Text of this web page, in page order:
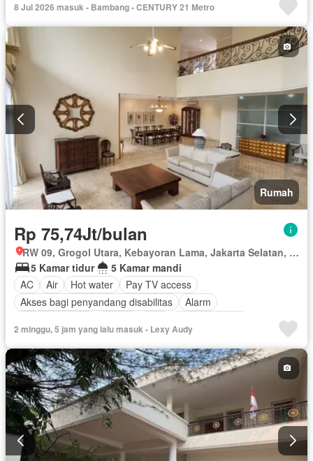
8 Jul 2026 masuk - Bambang - CENTURY 21 Metro
Rumah
Rp 75,74Jt/bulan
RW 09, Grogol Utara, Kebayoran Lama, Jakarta Selatan, Daerah Khusus Ibukota Jakarta
5 Kamar tidur
5 Kamar mandi
AC
Air Hot water
Pay TV access
Akses bagi penyandang disabilitas
Alarm
Dapur terpadu
Internet Keamanan
Keamanan 24 jam
Kolam renang
Lemari pakaian bawaan
Listrik
Fully fenced
Secure parking Taman
Telephone
Televisi
Garasi Teras Wifi Berperabot lengkap
2 minggu, 5 jam yang lalu masuk - Lexy Audy